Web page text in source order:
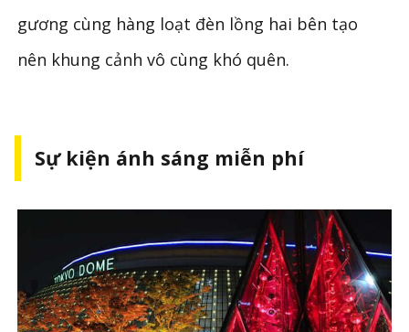
gương cùng hàng loạt đèn lồng hai bên tạo
nên khung cảnh vô cùng khó quên.
Sự kiện ánh sáng miễn phí